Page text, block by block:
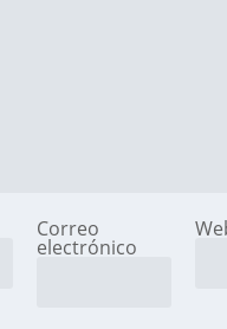
Correo
electrónico